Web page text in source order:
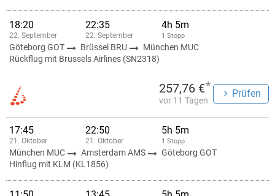
18:20
22. September
22:35
22. September
4h 5m
1 Stopp
Göteborg GOT Brüssel BRU
München MUC
Rückflug mit Brussels Airlines (SN2318)
257,76 €*
vor 11 Tagen
Prüfen
17:45
21. Oktober
22:50
21. Oktober
5h 5m
1 Stopp
München MUC Amsterdam AMS
Göteborg GOT
Hinflug mit KLM (KL1856)